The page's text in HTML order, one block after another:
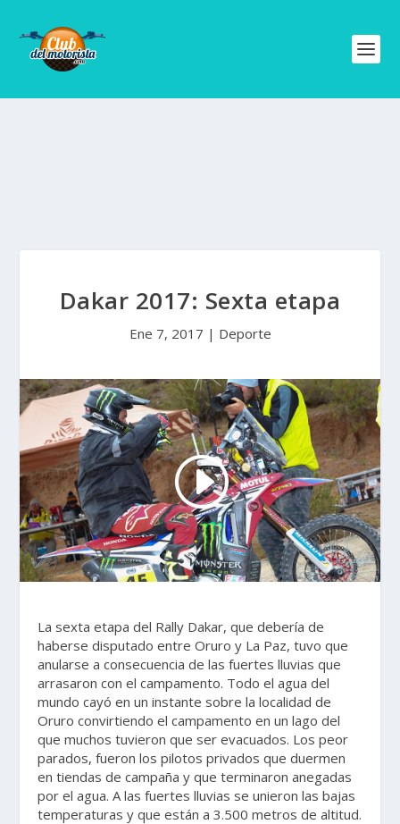
Dakar 2017: Sexta etapa
Ene 7, 2017 | Deporte
La sexta etapa del Rally Dakar, que debería de
haberse disputado entre Oruro y La Paz, tuvo que
anularse a consecuencia de las fuertes lluvias que
arrasaron con el campamento. Todo el agua del
mundo cayó en un instante sobre la localidad de
Oruro convirtiendo el campamento en un lago del
que muchos tuvieron que ser evacuados. Los peor
parados, fueron los pilotos privados que duermen
en tiendas de campaña y que terminaron anegadas
por el agua. A las fuertes lluvias se unieron las bajas
temperaturas y que están a 3.500 metros de altitud.